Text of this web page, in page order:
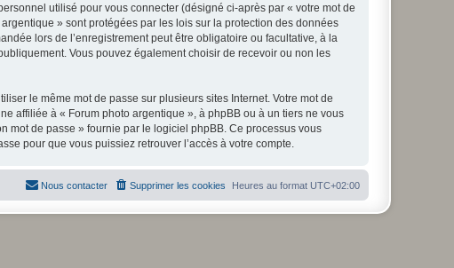
utilisé pour vous connecter (désigné ci-après par « votre mot de
» sont protégées par les lois sur la protection des données
lors de l’enregistrement peut être obligatoire ou facultative, à la
Vous pouvez également choisir de recevoir ou non les
le même mot de passe sur plusieurs sites Internet. Votre mot de
affiliée à « Forum photo argentique », à phpBB ou à un tiers ne vous
mot de passe » fournie par le logiciel phpBB. Ce processus vous
pour que vous puissiez retrouver l’accès à votre compte.
Heures au format UTC+02:00
Supprimer les cookies
Nous contacter